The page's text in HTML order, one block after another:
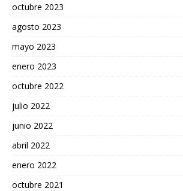
octubre 2023
agosto 2023
mayo 2023
enero 2023
octubre 2022
julio 2022
junio 2022
abril 2022
enero 2022
octubre 2021